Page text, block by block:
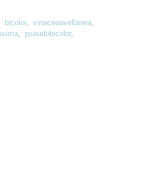
bicolor, vinaceoavellanea,
, pseudobicolor,